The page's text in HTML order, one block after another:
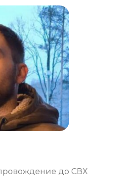
до СВХ